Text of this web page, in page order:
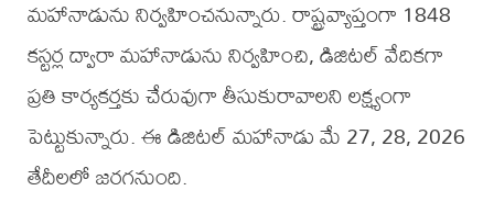
మహానాడును నిర్వహించనున్నారు. రాష్ట్రవ్యాప్తంగా 1848
కస్టర్ల ద్వారా మహానాడును నిర్వహించి, డిజిటల్ వేదికగా
ప్రతి కార్యకర్తకు చేరువుగా తీసుకురావాలని లక్ష్యంగా
పెట్టుకున్నారు. ఈ డిజిటల్ మహానాడు మే 27, 28, 2026
తేదీలలో జరగనుంది.